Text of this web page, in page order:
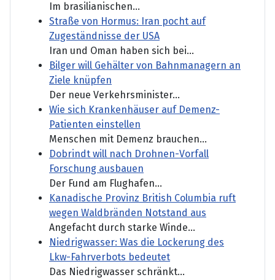
Im brasilianischen...
Straße von Hormus: Iran pocht auf
Zugeständnisse der USA
Iran und Oman haben sich bei...
Bilger will Gehälter von Bahnmanagern an
Ziele knüpfen
Der neue Verkehrsminister...
Wie sich Krankenhäuser auf Demenz-
Patienten einstellen
Menschen mit Demenz brauchen...
Dobrindt will nach Drohnen-Vorfall
Forschung ausbauen
Der Fund am Flughafen...
Kanadische Provinz British Columbia ruft
wegen Waldbränden Notstand aus
Angefacht durch starke Winde...
Niedrigwasser: Was die Lockerung des
Lkw-Fahrverbots bedeutet
Das Niedrigwasser schränkt...